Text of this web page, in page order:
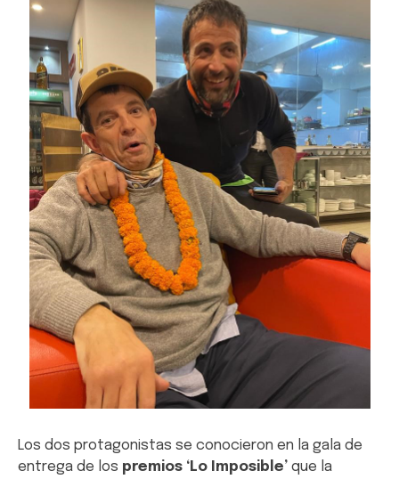
Los dos protagonistas se conocieron en la gala de
entrega de los premios ‘Lo Imposible’ que la